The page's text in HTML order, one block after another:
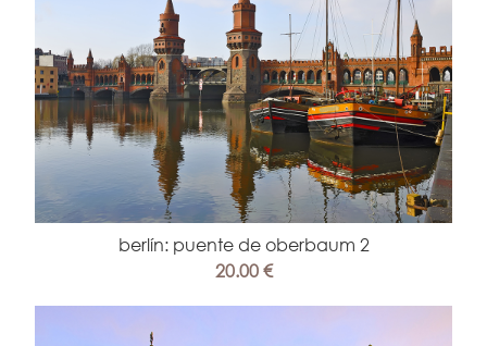
berlín: puente de oberbaum 2
20.00 €